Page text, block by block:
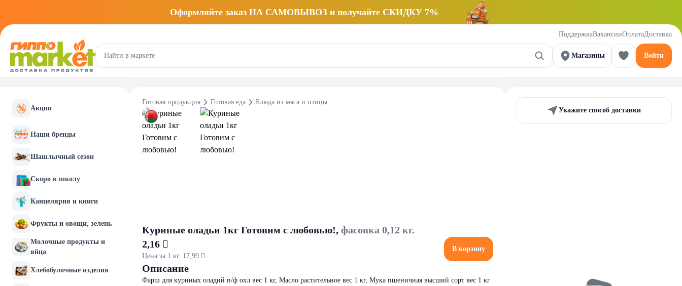
Оформляйте заказ НА САМОВЫВОЗ и получайте СКИДКУ 7%
ПоддержкаВакансииОплатаДоставка
Магазины Войти
Акции
Наши бренды
Шашлычный сезон
Скоро в школу
Канцелярия и книги
Фрукты и овощи, зелень
Молочные продукты и
яйца
Хлебобулочные изделия
Готовая продукция Готовая еда Блюда из мяса и птицы
Куриные оладьи 1кг Готовим с любовью!, фасовка 0,12 кг.
2,16 
Цена за 1 кг. 17,99 
В корзину
Описание
Фарш для куриных оладий п/ф охл вес 1 кг, Масло растительное вес 1 кг, Мука пшеничная высший сорт вес 1 кг
Укажите способ доставки